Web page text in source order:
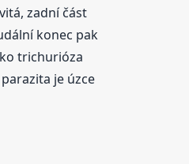
zadní část
konec pak
trichurióza
je úzce